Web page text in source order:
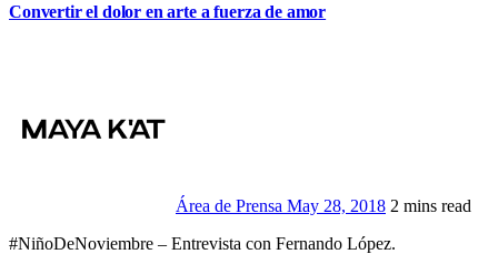
Convertir el dolor en arte a fuerza de amor
Área de Prensa May 28, 2018 2 mins read
#NiñoDeNoviembre – Entrevista con Fernando López.